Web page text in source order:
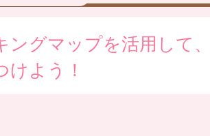
ングマップを活用して
けよう！